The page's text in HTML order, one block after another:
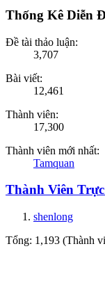
Thống Kê Diễn
Đề tài thảo luận:
3,707
Bài viết:
12,461
Thành viên:
17,300
Thành viên mới nhất:
Tamquan
Thành Viên
shenlong
Tổng: 1,193 (Thành